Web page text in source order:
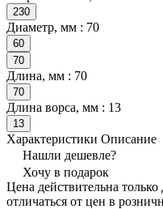
230
Диаметр, мм : 70
60
70
Длина, мм : 70
70
Длина ворса, мм : 13
13
Характеристики Описание
Нашли дешевле?
Хочу в подарок
Цена действительна
отличаться от цен в